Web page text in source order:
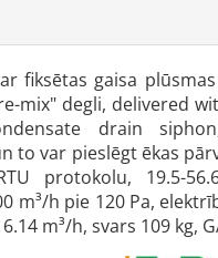
fiksētas gaisa
mix" degli, delivered
drain
to var pieslēgt ēkas
protokolu, 19.5-
m³/h pie 120 Pa,
m³/h, svars 109 kg,